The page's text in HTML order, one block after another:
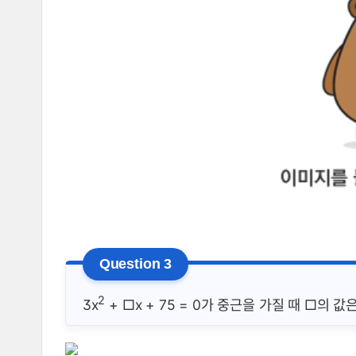
3x2 + □x + 75 = 0가 중근을 가질 때 □의 값